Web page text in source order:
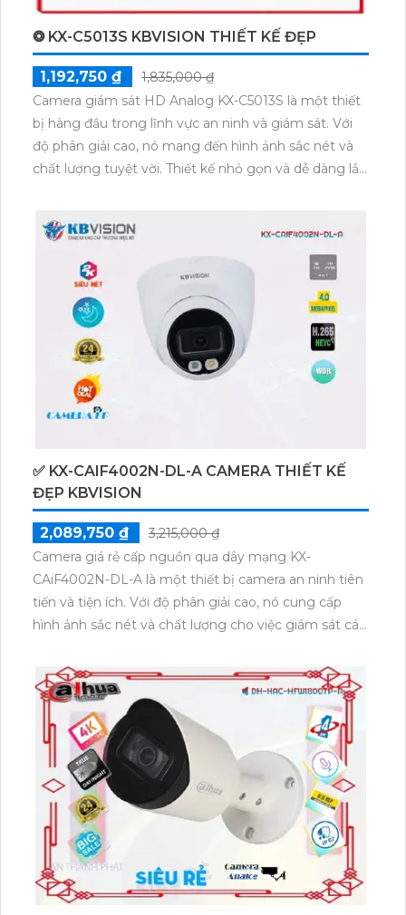
❂ KX-C5013S KBVISION THIẾT KẾ ĐẸP
1,192,750 ₫
1,835,000 ₫
Camera giám sát HD Analog KX-C5013S là một thiết
bị hàng đầu trong lĩnh vực an ninh và giám sát. Với
độ phân giải cao, nó mang đến hình ảnh sắc nét và
chất lượng tuyệt vời. Thiết kế nhỏ gọn và dễ dàng lắp
camera này có thể hoạt động ổn định dưới mọi điều
kiện thời tiết. Sử dụng công nghệ tiên tiến, camera
giám sát HD Analog KX-C5013S là sự lựa chọn hoàn
hảo cho hệ thống an ninh của bạn.
✅ KX-CAIF4002N-DL-A CAMERA THIẾT KẾ
ĐẸP KBVISION
2,089,750 ₫
3,215,000 ₫
Camera giá rẻ cấp nguồn qua dây mạng KX-
CAiF4002N-DL-A là một thiết bị camera an ninh tiên
tiến và tiện ích. Với độ phân giải cao, nó cung cấp
hình ảnh sắc nét và chất lượng cho việc giám sát các
công nghệ cấp nguồn qua dây mạng, giúp tiết kiệm
thời gian và công sức trong quá trình cài đặt. Ngoài
ra, nó cũng tích hợp các tính năng thông minh như
nhận dạng khuôn mặt và phát hiện chuyển động,
giúp bạn nắm bắt được mọi sự cố ngay khi chúng
xảy ra. Với mức giá hợp lý, camera KX-CAiF4002N-
DL-A là sự lựa chọn tốt cho các hộ gia đình và doanh
nghiệp muốn nâng cao hệ thống an ninh của mình.